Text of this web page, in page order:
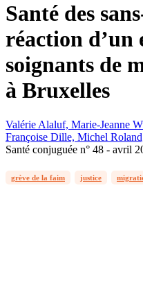
Santé des
réaction d’un
soignants de
à Bruxelles
Valérie Alaluf, Marie-Jeanne
Françoise Dille, Michel
Santé conjuguée n° 48 - avril
grève de la faim justice